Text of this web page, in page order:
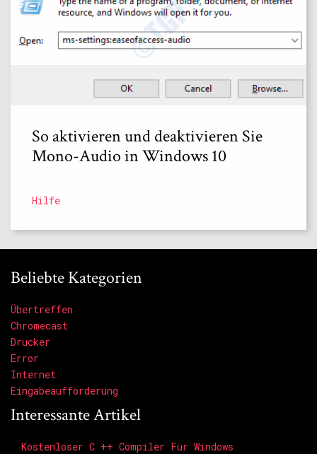
So aktivieren und deaktivieren Sie
Mono-Audio in Windows 10
Hilfe
Beliebte Kategorien
Übertreffen
Chromecast
Drucker
Error
Internet
Eingabeaufforderung
Interessante Artikel
Kostenloser C ++ Compiler Für Windows